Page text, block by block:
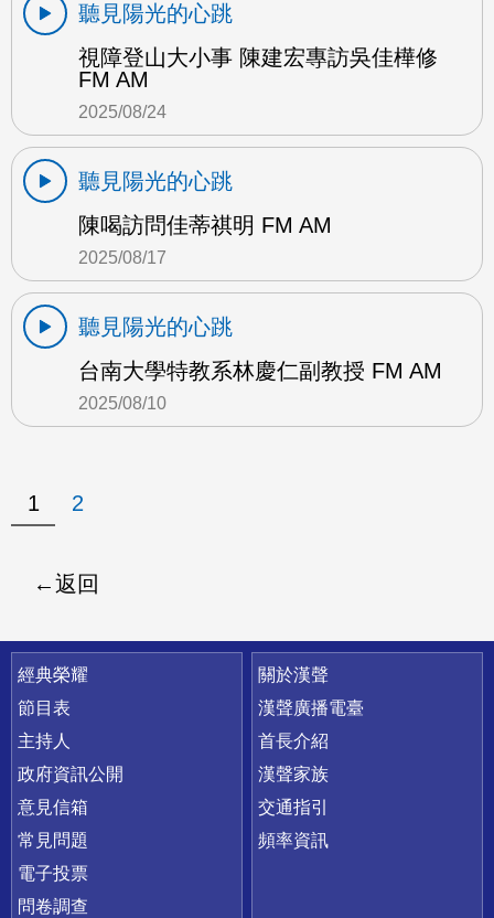
聽見陽光的心跳
視障登山大小事 陳建宏專訪吳佳樺修
FM AM
2025/08/24
聽見陽光的心跳
陳喝訪問佳蒂祺明 FM AM
2025/08/17
聽見陽光的心跳
台南大學特教系林慶仁副教授 FM AM
2025/08/10
1 2
返回
快速連結
經典榮耀
節目表
主持人
政府資訊公開
意見信箱
常見問題
電子投票
問卷調查
關於漢聲
漢聲廣播電臺
首長介紹
漢聲家族
交通指引
頻率資訊